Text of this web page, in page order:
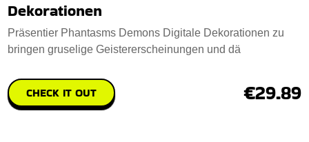
Dekorationen
Präsentier Phantasms Demons Digitale Dekorationen zu
bringen gruselige Geistererscheinungen und dä
CHECK IT OUT €29.89